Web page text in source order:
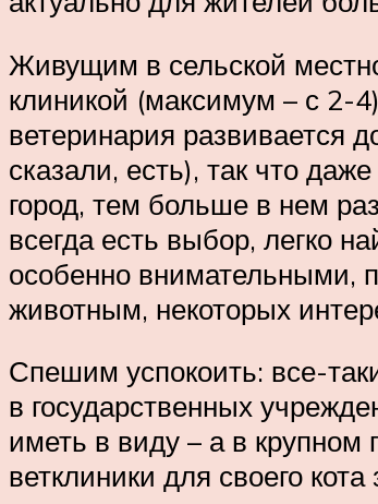
Живущим в сельской
клиникой (максимум – с 2-
ветеринария развивается
сказали, есть), так что
город, тем больше в нем
всегда есть выбор, легко
особенно внимательными,
животным, некоторых
Спешим успокоить: все-
в государственных
иметь в виду – а в крупном
ветклиники для своего